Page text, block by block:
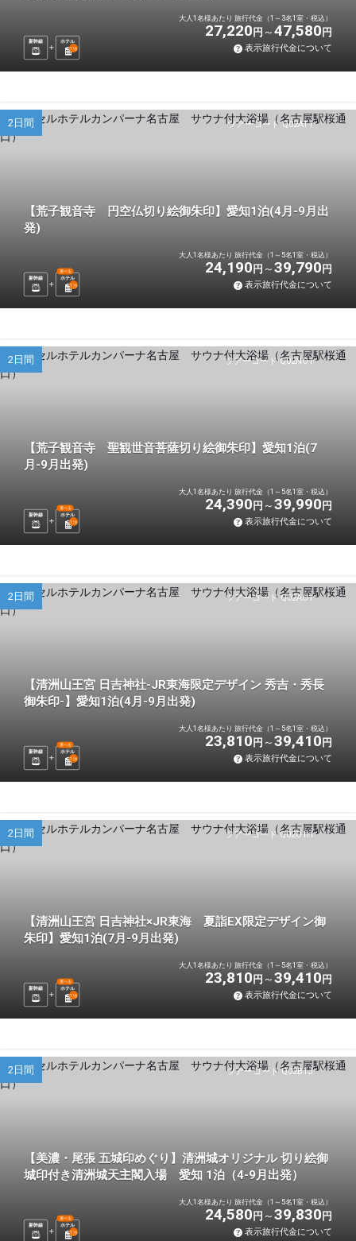
新幹線
ホテル
1 泊
大人1名様あたり 旅行代金（1～3名1室・税込）
27,220 円 47,580 円
表示旅行代金について
ツアーコード Q02AT1
2日間
【荒子観音寺 円空仏切り絵御朱印】愛知1泊(4月-9月出
発)
新幹線 ホテル
選べる
1 泊
大人1名様あたり 旅行代金（1～5名1室・税込）
24,190 円 39,790 円
表示旅行代金について
ツアーコード Q02NO1
2日間
【荒子観音寺 聖観世音菩薩切り絵御朱印】愛知1泊(7
月-9月出発)
新幹線 ホテル
選べる
1 泊
大人1名様あたり 旅行代金（1～5名1室・税込）
24,390 円 39,990 円
表示旅行代金について
ツアーコード Q02AU1
2日間
【清洲山王宮 日吉神社-JR東海限定デザイン 秀吉・秀長
御朱印-】愛知1泊(4月-9月出発)
新幹線 ホテル
選べる
1 泊
大人1名様あたり 旅行代金（1～5名1室・税込）
23,810 円 39,410 円
表示旅行代金について
ツアーコード Q02O1H
2日間
【清洲山王宮 日吉神社×JR東海 夏詣EX限定デザイン御
朱印】愛知1泊(7月-9月出発)
新幹線 ホテル
選べる
1 泊
大人1名様あたり 旅行代金（1～5名1室・税込）
23,810 円 39,410 円
表示旅行代金について
ツアーコード Q02B1J
2日間
【美濃・尾張 五城印めぐり】清洲城オリジナル 切り絵御
城印付き清洲城天主閣入場 愛知 1泊（4-9月出発）
新幹線 ホテル
選べる
1 泊
大人1名様あたり 旅行代金（1～5名1室・税込）
24,580 円 39,830 円
表示旅行代金について